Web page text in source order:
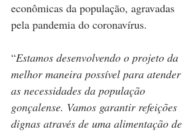
econômicas da população, agravadas
pela pandemia do coronavírus.
“Estamos desenvolvendo o projeto da
melhor maneira possível para atender
as necessidades da população
gonçalense. Vamos garantir refeições
dignas através de uma alimentação de